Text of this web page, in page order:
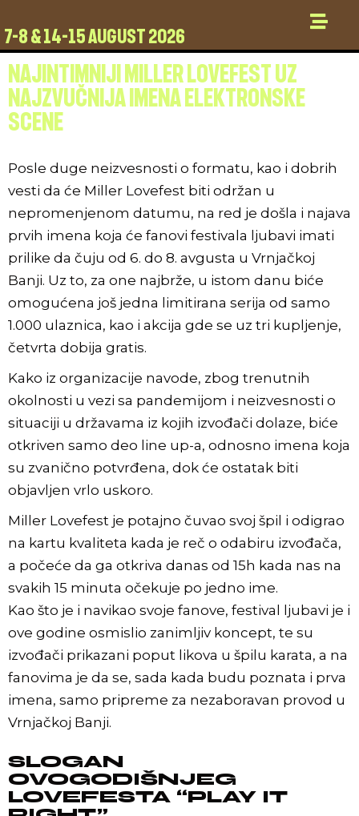
7-8 & 14-15 AUGUST 2026
NAJINTIMNIJI MILLER LOVEFEST UZ
NAJZVUČNIJA IMENA ELEKTRONSKE
SCENE
Posle duge neizvesnosti o formatu, kao i dobrih
vesti da će Miller Lovefest biti održan u
nepromenjenom datumu, na red je došla i najava
prvih imena koja će fanovi festivala ljubavi imati
prilike da čuju od 6. do 8. avgusta u Vrnjačkoj
Banji. Uz to, za one najbrže, u istom danu biće
omogućena još jedna limitirana serija od samo
1.000 ulaznica, kao i akcija gde se uz tri kupljenje,
četvrta dobija gratis.
Kako iz organizacije navode, zbog trenutnih
okolnosti u vezi sa pandemijom i neizvesnosti o
situaciji u državama iz kojih izvođači dolaze, biće
otkriven samo deo line up-a, odnosno imena koja
su zvanično potvrđena, dok će ostatak biti
objavljen vrlo uskoro.
Miller Lovefest je potajno čuvao svoj špil i odigrao
na kartu kvaliteta kada je reč o odabiru izvođača,
a počeće da ga otkriva danas od 15h kada nas na
svakih 15 minuta očekuje po jedno ime.
Kao što je i navikao svoje fanove, festival ljubavi je i
ove godine osmislio zanimljiv koncept, te su
izvođači prikazani poput likova u špilu karata, a na
fanovima je da se, sada kada budu poznata i prva
imena, samo pripreme za nezaboravan provod u
Vrnjačkoj Banji.
SLOGAN
OVOGODIŠNJEG
LOVEFESTA “PLAY IT